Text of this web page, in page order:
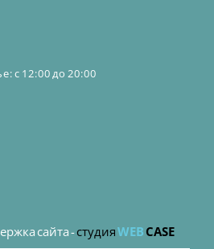
с 12:00 до 20:00
сайта -студияWEB CASE